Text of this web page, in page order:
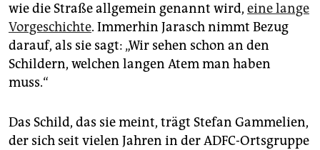
wie die Straße allgemein genannt wird, eine lange
Vorgeschichte. Immerhin Jarasch nimmt Bezug
darauf, als sie sagt: „Wir sehen schon an den
Schildern, welchen langen Atem man haben
muss.“
Das Schild, das sie meint, trägt Stefan Gammelien,
der sich seit vielen Jahren in der ADFC-Ortsgruppe